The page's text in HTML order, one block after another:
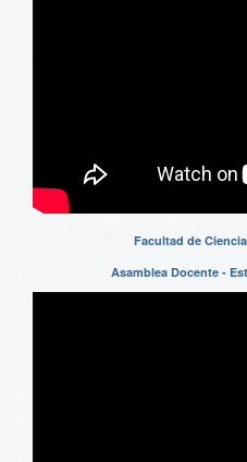
Facultad de
Asamblea Docente -